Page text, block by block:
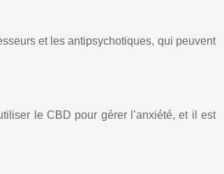
et les antipsychotiques, qui peuvent
le CBD pour gérer l’anxiété, et il est